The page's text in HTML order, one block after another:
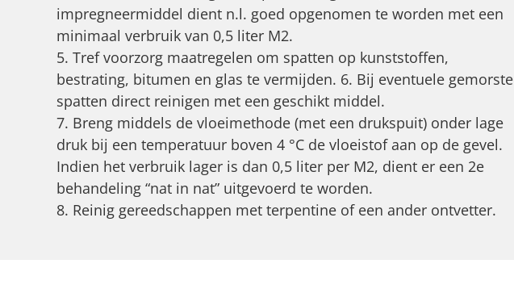
impregneermiddel dient n.l. goed opgenomen te worden met een
minimaal verbruik van 0,5 liter M2.
5. Tref voorzorg maatregelen om spatten op kunststoffen,
bestrating, bitumen en glas te vermijden. 6. Bij eventuele gemorste
spatten direct reinigen met een geschikt middel.
7. Breng middels de vloeimethode (met een drukspuit) onder lage
druk bij een temperatuur boven 4 °C de vloeistof aan op de gevel.
Indien het verbruik lager is dan 0,5 liter per M2, dient er een 2e
behandeling “nat in nat” uitgevoerd te worden.
8. Reinig gereedschappen met terpentine of een ander ontvetter.